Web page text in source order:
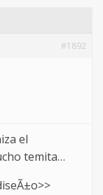
#1892
el
temita…